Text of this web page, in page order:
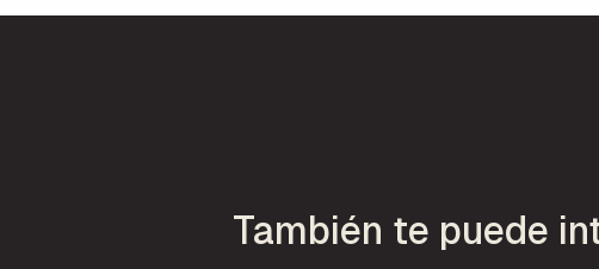
También te puede